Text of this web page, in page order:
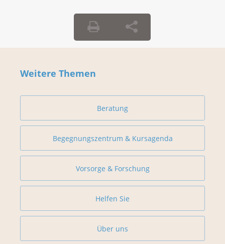
Weitere Themen
Beratung
Begegnungszentrum & Kursagenda
Vorsorge & Forschung
Helfen Sie
Über uns